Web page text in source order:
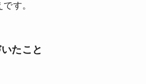
す。
たこと